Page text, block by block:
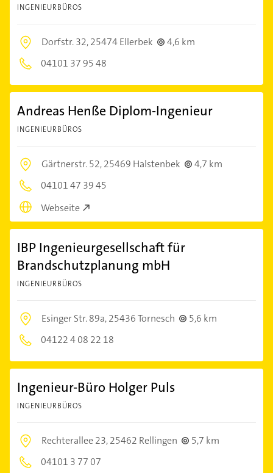
INGENIEURBÜROS
Dorfstr. 32,25474 Ellerbek
4,6 km
04101 37 95 48
Andreas Henße Diplom-Ingenieur
INGENIEURBÜROS
Gärtnerstr. 52,25469 Halstenbek
4,7 km
04101 47 39 45
Webseite
IBP Ingenieurgesellschaft für
Brandschutzplanung mbH
INGENIEURBÜROS
Esinger Str. 89a,25436 Tornesch
5,6 km
04122 4 08 22 18
Ingenieur-Büro Holger Puls
INGENIEURBÜROS
Rechterallee 23,25462 Rellingen
5,7 km
04101 3 77 07